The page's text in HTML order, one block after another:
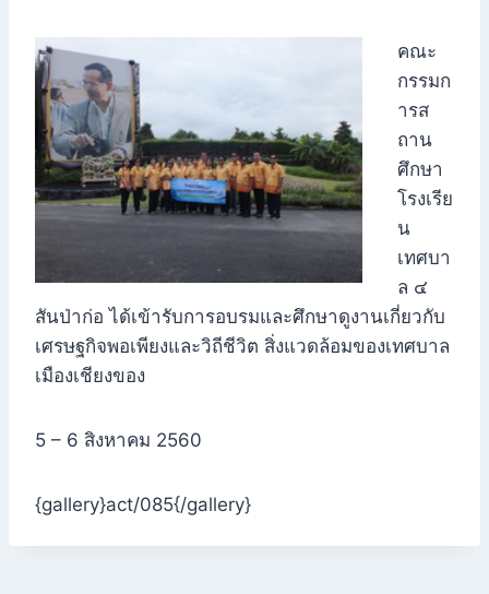
คณะ
กรรมก
ารส
ถาน
ศึกษา
โรงเรีย
น
เทศบา
ล ๔
สันป่าก่อ ได้เข้ารับการอบรมและศึกษาดูงานเกี่ยวกับ
เศรษฐกิจพอเพียงและวิถีชีวิต สิ่งแวดล้อมของเทศบาล
เมืองเชียงของ
5 – 6 สิงหาคม 2560
{gallery}act/085{/gallery}